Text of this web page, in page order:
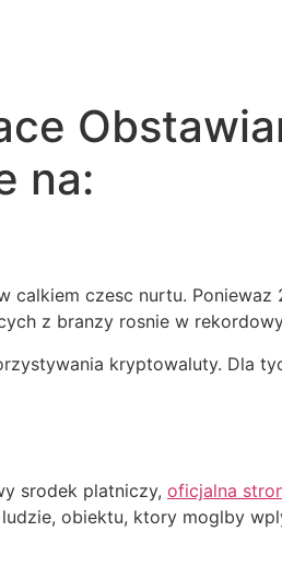
na:
czesc nurtu. Poniewaz
z branzy rosnie w
kryptowaluty. Dla
srodek platniczy, oficjalna
obiektu, ktory moglby